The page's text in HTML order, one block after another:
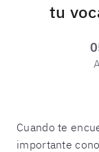
tu
Cuando te
importante